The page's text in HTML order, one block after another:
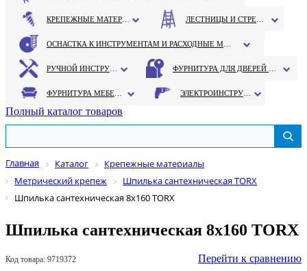
Полный каталог товаров
Главная Каталог
Крепежные материалы
Метрический крепеж
Шпилька сантехническая TORX
Шпилька сантехническая 8х160 TORX
Шпилька сантехническая 8х160 TORX
Код товара: 9719372 Перейти к сравнению